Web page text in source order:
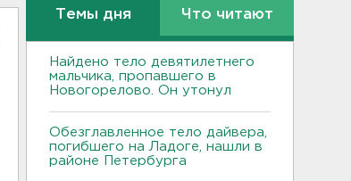
Темы дня Что читают
Найдено тело девятилетнего
мальчика, пропавшего в
Новогорелово. Он утонул
Обезглавленное тело дайвера,
погибшего на Ладоге, нашли в
районе Петербурга